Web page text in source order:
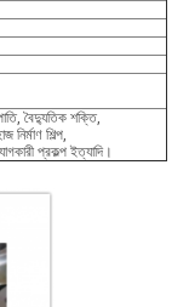
বৈদ্যুতিক শক্তি,
নির্মাণ শিল্প,
প্রকল্প ইত্যাদি।